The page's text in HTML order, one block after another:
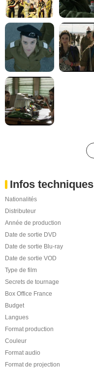
Infos techniques
Nationalités
Distributeur
Année de production
Date de sortie DVD
Date de sortie Blu-ray
Date de sortie VOD
Type de film
Secrets de tournage
Box Office France
Budget
Langues
Format production
Couleur
Format audio
Format de projection